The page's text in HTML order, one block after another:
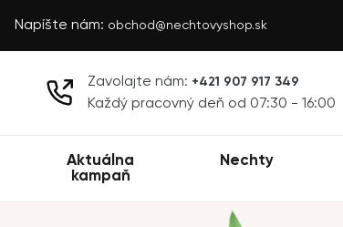
Napíšte nám: obchod@nechtovyshop.sk
Zavolajte nám: +421 907 917 349
Každý pracovný deň od 07:30 - 16:00
Aktuálna
kampaň
Nechty